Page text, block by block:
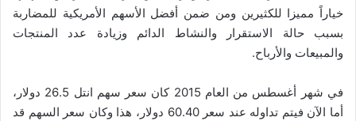
خياراً مميزا للكثيرين ومن ضمن أفضل الأسهم الأمريكية للمضاربة
بسبب حالة الاستقرار والنشاط الدائم وزيادة عدد المنتجات
والمبيعات والأرباح.
في شهر أغسطس من العام 2015 كان سعر سهم انتل 26.5 دولار،
أما الآن فيتم تداوله عند سعر 60.40 دولار، هذا وكان سعر السهم قد